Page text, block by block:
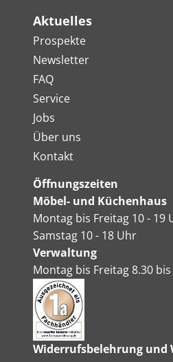
Aktuelles
Prospekte
Newsletter
FAQ
Service
Jobs
Über uns
Kontakt
Öffnungszeiten
Möbel- und Küchenhaus
Montag bis Freitag 10 - 19
Samstag 10 - 18 Uhr
Verwaltung
Montag bis Freitag 8.30
Widerrufsbelehrung